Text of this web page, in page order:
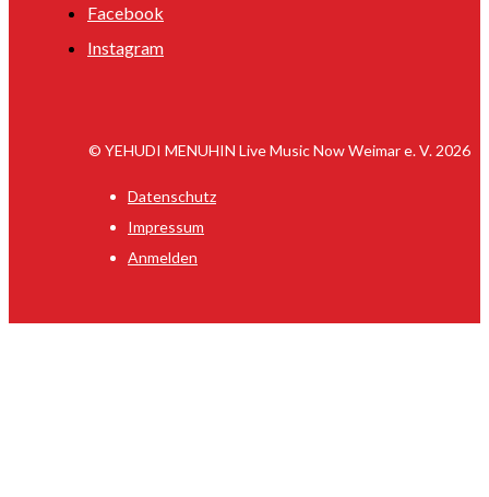
Facebook
Instagram
© YEHUDI MENUHIN Live Music Now Weimar e. V. 2026
Datenschutz
Impressum
Anmelden